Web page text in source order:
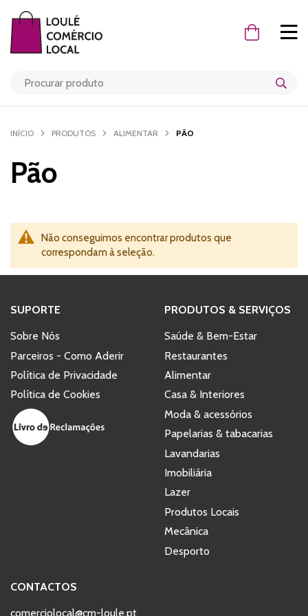
O Meu
INÍCIO PRODUTOS ALIMENTAR PÃO
Pão
Não conseguimos encontrar produtos que
correspondam à seleção.
SUPORTE
Sobre Nós
Parceiros - Como Aderir
Política de Privacidade
Política de Cookies
PRODUTOS & SERVIÇOS
Saúde & Bem-Estar
Restaurantes
Alimentar
Casa & Interiores
Moda & acessórios
Papelarias & tabacarias
Lavandarias
Imobiliária
Lazer
Produtos Locais
Mecânica
Desporto
CONTACTOS
comerciolocal@cm-loule.pt